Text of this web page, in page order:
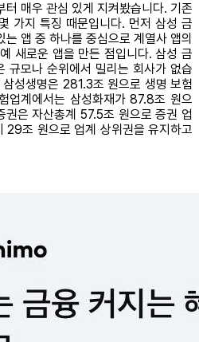
매우 관심 있게 지켜봤습니다. 기존
가지 특징 때문입니다. 먼저 삼성 금
앱 중 하나를 중심으로 계열사 앱의
새로운 앱을 만든 점입니다. 삼성 금
규모나 순위에서 밀리는 회사가 없습
성생명은 281.3조 원으로 생명 보험
업계에서는 삼성화재가 87.8조 원으
권은 자산총계 57.5조 원으로 증권 업
29조 원으로 업계 상위권을 유지하고